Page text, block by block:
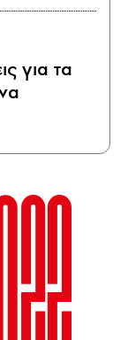
για τα